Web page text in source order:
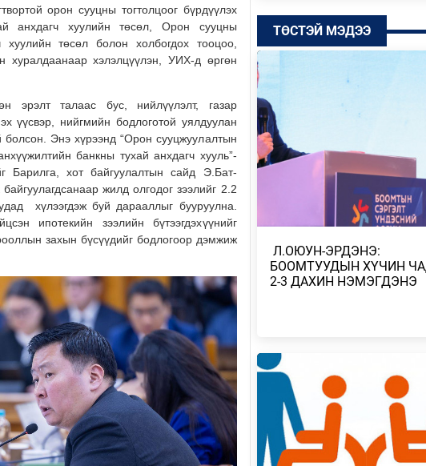
орон сууцны тогтолцоог бүрдүүлэх
анхдагч хуулийн төсөл, Орон сууцны
төсөл болон холбогдох тооцоо,
хуралдаанаар хэлэлцүүлэн, УИХ-д өргөн
эрэлт талаас бус, нийлүүлэлт, газар
үүсвэр, нийгмийн бодлоготой уялдуулан
Энэ хүрээнд “Орон сууцжуулалтын
банкны тухай анхдагч хууль”-
Барилга, хот байгуулалтын сайд Э.Бат-
жилд олгодог зээлийг 2.2
хүлээгдэж буй дарааллыг бууруулна.
ипотекийн зээлийн бүтээгдэхүүнийг
захын бүсүүдийг бодлогоор дэмжиж
11 цагийн өмнө
МОНГОЛ-АЛТАЙ, ХӨВСГӨЛИЙН
ДАРЬГАНГЫН ТАЛ НУТГААР…
УИХ-ЫН ДАРГА С.БЯМБАЦОГТ
АЗИЙН ЭРЭГТЭЙЧҮҮДИЙН
ВОЛЕЙБОЛЫН АВАРГА Ш…
2026/08/05
МОНГОЛ УЛС COP17-Д ТАЛ
ТӨЛӨВЛӨГӨӨГӨӨ
2026/08/05
НИЙТИЙН АЛБАН ТУШААЛТНЫ
ТӨСВИЙН ХЭМНЭЛТ ХИЙХ
ГАЗРЫН ТОГТООЛ БАТЛАГДЛАА
2026/08/05
АВТОБЕНЗИН, ДИЗЕЛИЙН
ОНЦГОЙ АЛБАН ТАТВАРЫГ
ТӨСТЭЙ МЭДЭЭ
​ Л.ОЮУН-ЭРДЭНЭ:
БООМТУУДЫН ХҮЧИН
2-3 ДАХИН НЭМЭГДЭНЭ